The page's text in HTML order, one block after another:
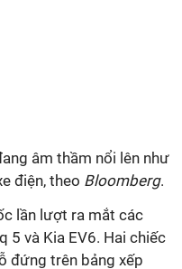
âm thầm nổi lên như
điện, theo Bloomberg.
lần lượt ra mắt các
5 và Kia EV6. Hai chiếc
đứng trên bảng xếp